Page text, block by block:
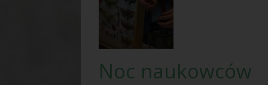
Noc naukowców